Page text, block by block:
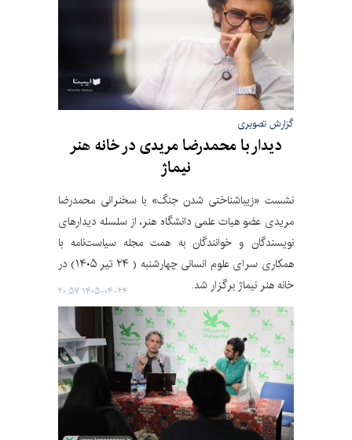
گزارش تصویری
دیدار با محمدرضا مریدی در خانه هنر
نیماژ
نشست «زیباشناختی شدن جنگ» با سخنرانی محمدرضا
مریدی عضو هیات علمی دانشگاه هنر، از سلسله دیدارهای
نویسندگان و خوانندگان به همت مجله سیاست‌نامه با
همکاری سرای علوم انسانی چهارشنبه ( ۲۴ تیر ۱۴۰۵) در
خانه هنر نیماژ برگزار شد.
۱۴۰۵-۰۴-۲۴ ۲۰:۵۷